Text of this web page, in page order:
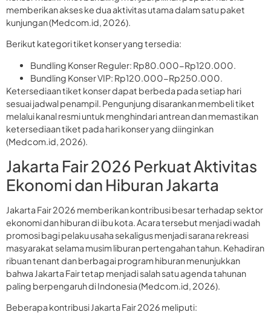
memberikan akses ke dua aktivitas utama dalam satu paket
kunjungan (Medcom.id, 2026).
Berikut kategori tiket konser yang tersedia:
Bundling Konser Reguler: Rp80.000-Rp120.000.
Bundling Konser VIP: Rp120.000-Rp250.000.
Ketersediaan tiket konser dapat berbeda pada setiap hari
sesuai jadwal penampil. Pengunjung disarankan membeli tiket
melalui kanal resmi untuk menghindari antrean dan memastikan
ketersediaan tiket pada hari konser yang diinginkan
(Medcom.id, 2026).
Jakarta Fair 2026 Perkuat Aktivitas
Ekonomi dan Hiburan Jakarta
Jakarta Fair 2026 memberikan kontribusi besar terhadap sektor
ekonomi dan hiburan di ibu kota. Acara tersebut menjadi wadah
promosi bagi pelaku usaha sekaligus menjadi sarana rekreasi
masyarakat selama musim liburan pertengahan tahun. Kehadiran
ribuan tenant dan berbagai program hiburan menunjukkan
bahwa Jakarta Fair tetap menjadi salah satu agenda tahunan
paling berpengaruh di Indonesia (Medcom.id, 2026).
Beberapa kontribusi Jakarta Fair 2026 meliputi: